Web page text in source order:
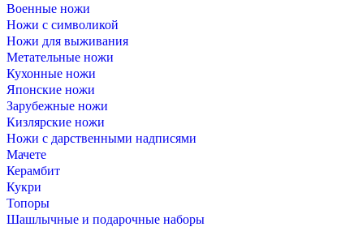
Военные ножи
Ножи с символикой
Ножи для выживания
Метательные ножи
Кухонные ножи
Японские ножи
Зарубежные ножи
Кизлярские ножи
Ножи с дарственными надписями
Мачете
Керамбит
Кукри
Топоры
Шашлычные и подарочные наборы